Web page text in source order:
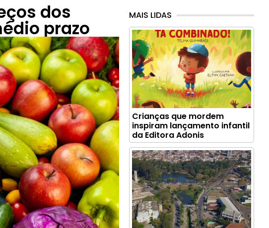
dos
prazo
MAIS LIDAS
Crianças que mordem
inspiram lançamento infantil
da Editora Adonis